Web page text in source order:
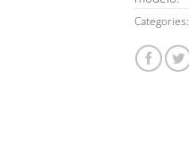
Categories: